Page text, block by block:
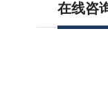
在线咨